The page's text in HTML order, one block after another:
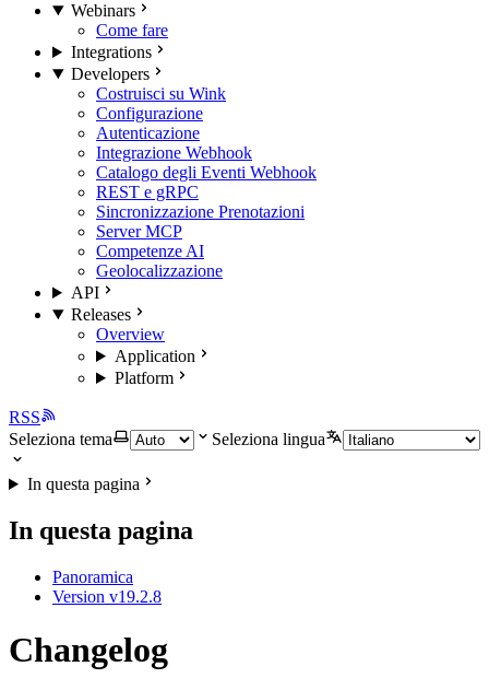
Webinars
Come fare
Integrations
Developers
Costruisci su Wink
Configurazione
Autenticazione
Integrazione Webhook
Catalogo degli Eventi Webhook
REST e gRPC
Sincronizzazione Prenotazioni
Server MCP
Competenze AI
Geolocalizzazione
API
Releases
Overview
Application
Platform
RSS
Seleziona tema
Seleziona lingua
In questa pagina
In questa pagina
Panoramica
Version v19.2.8
Changelog